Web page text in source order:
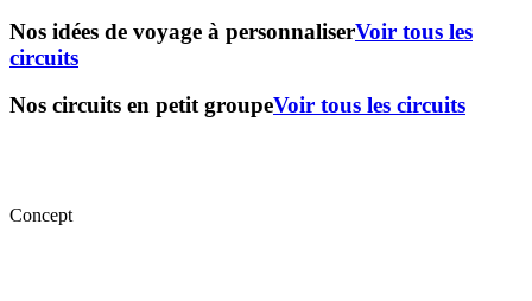
Nos idées de voyage à personnaliserVoir tous les
circuits
Nos circuits en petit groupeVoir tous les circuits
Concept